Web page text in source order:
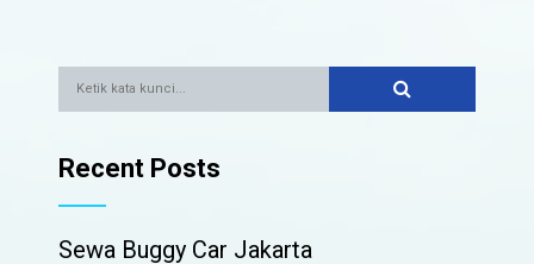
Recent Posts
Sewa Buggy Car Jakarta